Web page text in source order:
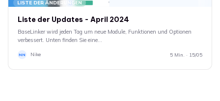
LISTE DER ÄNDERUNGEN
Liste der Updates - April 2024
BaseLinker wird jeden Tag um neue Module, Funktionen und Optionen
verbessert. Unten finden Sie eine…
NN Nike 5 Min. · 15/05